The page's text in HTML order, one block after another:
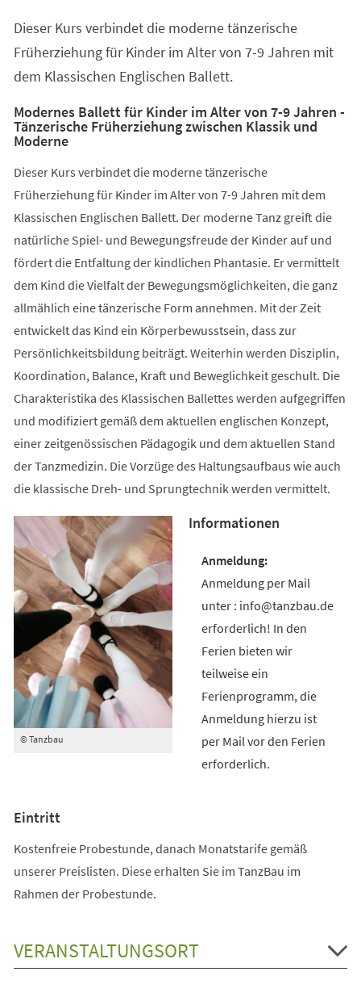
Dieser Kurs verbindet die moderne tänzerische
Früherziehung für Kinder im Alter von 7-9 Jahren mit
dem Klassischen Englischen Ballett.
Modernes Ballett für Kinder im Alter von 7-9 Jahren -
Tänzerische Früherziehung zwischen Klassik und
Moderne
Dieser Kurs verbindet die moderne tänzerische
Früherziehung für Kinder im Alter von 7-9 Jahren mit dem
Klassischen Englischen Ballett. Der moderne Tanz greift die
natürliche Spiel- und Bewegungsfreude der Kinder auf und
fördert die Entfaltung der kindlichen Phantasie. Er vermittelt
dem Kind die Vielfalt der Bewegungsmöglichkeiten, die ganz
allmählich eine tänzerische Form annehmen. Mit der Zeit
entwickelt das Kind ein Körperbewusstsein, dass zur
Persönlichkeitsbildung beiträgt. Weiterhin werden Disziplin,
Koordination, Balance, Kraft und Beweglichkeit geschult. Die
Charakteristika des Klassischen Ballettes werden aufgegriffen
und modifiziert gemäß dem aktuellen englischen Konzept,
einer zeitgenössischen Pädagogik und dem aktuellen Stand
der Tanzmedizin. Die Vorzüge des Haltungsaufbaus wie auch
die klassische Dreh- und Sprungtechnik werden vermittelt.
© Tanzbau
Informationen
Anmeldung per Mail
unter : info@tanzbau.de
erforderlich! In den
Ferien bieten wir
teilweise ein
Ferienprogramm, die
Anmeldung hierzu ist
per Mail vor den Ferien
erforderlich.
Eintritt
Kostenfreie Probestunde, danach Monatstarife gemäß
unserer Preislisten. Diese erhalten Sie im TanzBau im
Rahmen der Probestunde.
VERANSTALTUNGSORT